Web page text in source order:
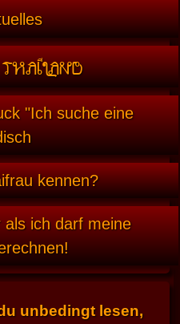
THAILAND
"Ich suche eine
kennen?
als ich darf meine
unbedingt lesen,